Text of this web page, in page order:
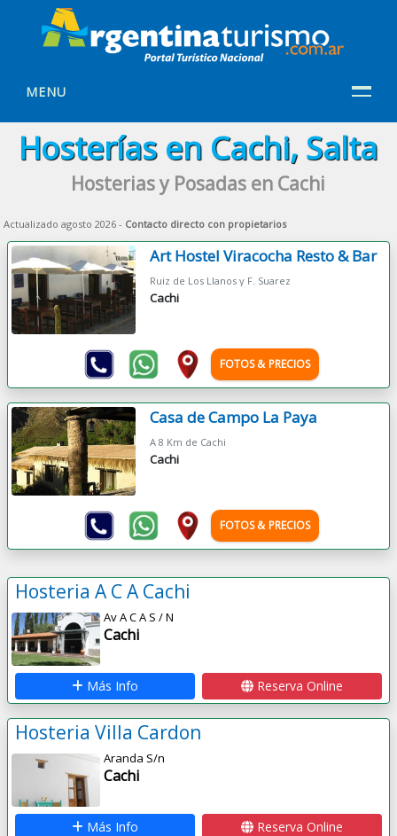
MENU
Hosterías en Cachi, Salta
Hosterias y Posadas en Cachi
Actualizado agosto 2026 - Contacto directo con propietarios
Art Hostel Viracocha Resto & Bar
Ruiz de Los Llanos y F. Suarez
Cachi
FOTOS & PRECIOS
Casa de Campo La Paya
A 8 Km de Cachi
Cachi
FOTOS & PRECIOS
Hosteria A C A Cachi
Av A C A S / N
Cachi
Más Info Reserva Online
Hosteria Villa Cardon
Aranda S/n
Cachi
Más Info Reserva Online